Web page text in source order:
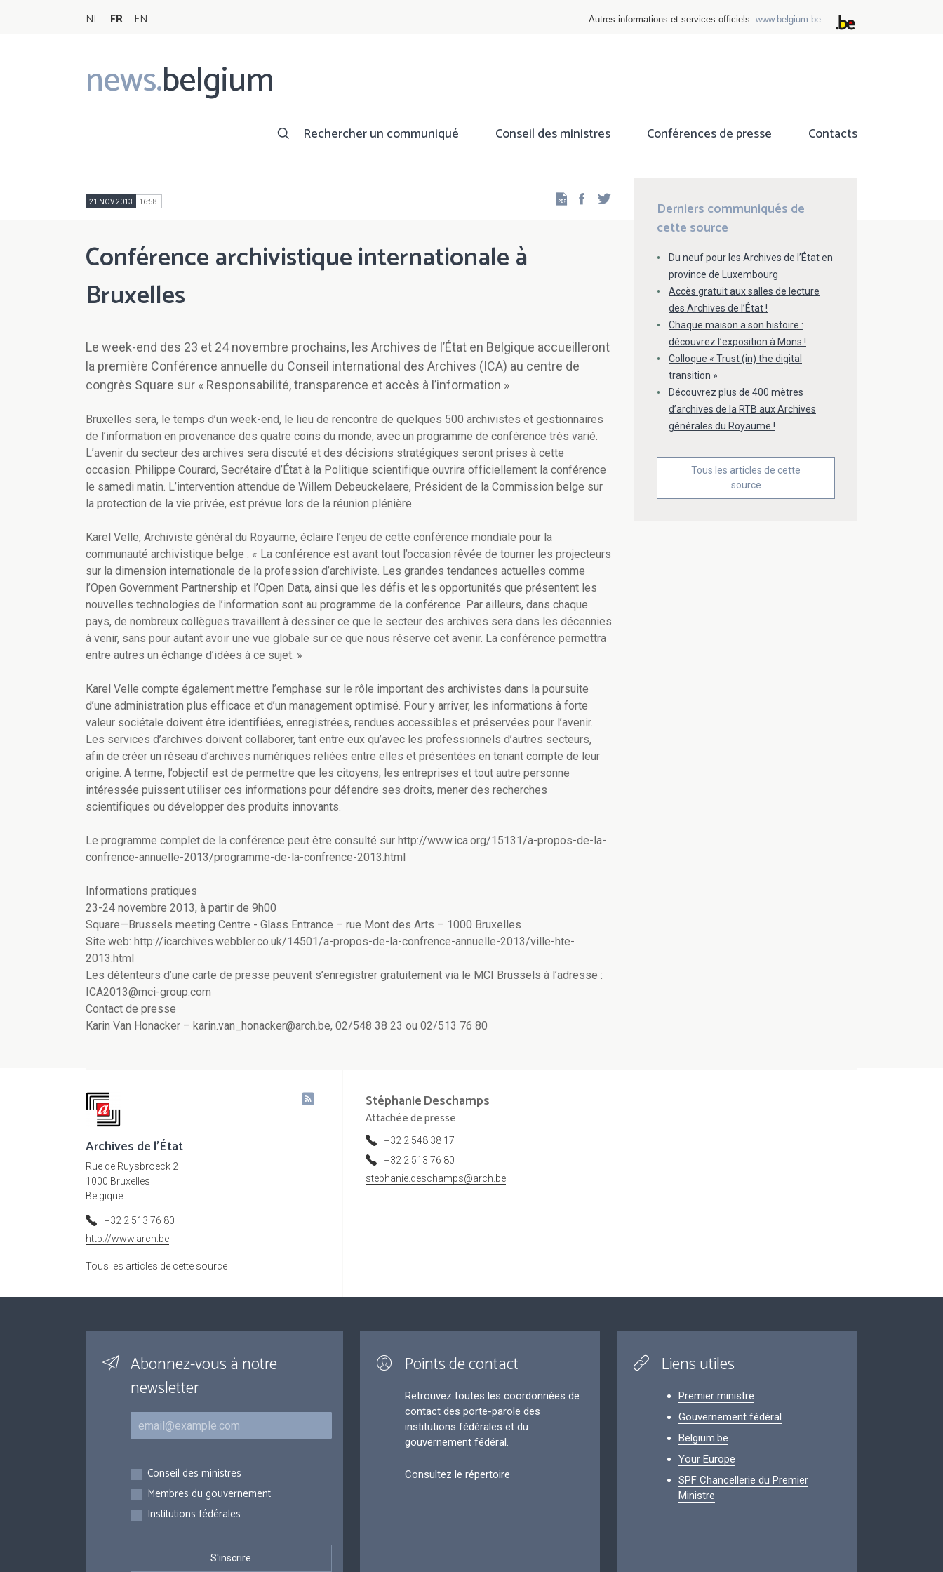
NL FR EN Autres informations et services officiels: www.belgium.be
news.belgium
Main
navigation
Rechercher un communiqué Conseil des ministres Conférences de presse Contacts
21 NOV 2013 16:58 Facebook
Conférence archivistique internationale à
Bruxelles
Le week-end des 23 et 24 novembre prochains, les Archives de l’État en Belgique accueilleront
la première Conférence annuelle du Conseil international des Archives (ICA) au centre de
congrès Square sur « Responsabilité, transparence et accès à l’information »
Bruxelles sera, le temps d’un week-end, le lieu de rencontre de quelques 500 archivistes et gestionnaires
de l’information en provenance des quatre coins du monde, avec un programme de conférence très varié.
L’avenir du secteur des archives sera discuté et des décisions stratégiques seront prises à cette
occasion. Philippe Courard, Secrétaire d’État à la Politique scientifique ouvrira officiellement la conférence
le samedi matin. L’intervention attendue de Willem Debeuckelaere, Président de la Commission belge sur
la protection de la vie privée, est prévue lors de la réunion plénière.
Karel Velle, Archiviste général du Royaume, éclaire l’enjeu de cette conférence mondiale pour la
communauté archivistique belge : « La conférence est avant tout l’occasion rêvée de tourner les projecteurs
sur la dimension internationale de la profession d’archiviste. Les grandes tendances actuelles comme
l’Open Government Partnership et l’Open Data, ainsi que les défis et les opportunités que présentent les
nouvelles technologies de l’information sont au programme de la conférence. Par ailleurs, dans chaque
pays, de nombreux collègues travaillent à dessiner ce que le secteur des archives sera dans les décennies
à venir, sans pour autant avoir une vue globale sur ce que nous réserve cet avenir. La conférence permettra
entre autres un échange d’idées à ce sujet. »
Karel Velle compte également mettre l’emphase sur le rôle important des archivistes dans la poursuite
d’une administration plus efficace et d’un management optimisé. Pour y arriver, les informations à forte
valeur sociétale doivent être identifiées, enregistrées, rendues accessibles et préservées pour l’avenir.
Les services d’archives doivent collaborer, tant entre eux qu’avec les professionnels d’autres secteurs,
afin de créer un réseau d’archives numériques reliées entre elles et présentées en tenant compte de leur
origine. A terme, l’objectif est de permettre que les citoyens, les entreprises et tout autre personne
intéressée puissent utiliser ces informations pour défendre ses droits, mener des recherches
scientifiques ou développer des produits innovants.
Le programme complet de la conférence peut être consulté sur http://www.ica.org/15131/a-propos-de-la-
confrence-annuelle-2013/programme-de-la-confrence-2013.html
Informations pratiques
23-24 novembre 2013, à partir de 9h00
Square—Brussels meeting Centre - Glass Entrance – rue Mont des Arts – 1000 Bruxelles
Site web: http://icarchives.webbler.co.uk/14501/a-propos-de-la-confrence-annuelle-2013/ville-hte-
2013.html
Les détenteurs d’une carte de presse peuvent s’enregistrer gratuitement via le MCI Brussels à l’adresse :
ICA2013@mci-group.com
Contact de presse
Karin Van Honacker – karin.van_honacker@arch.be, 02/548 38 23 ou 02/513 76 80
Derniers communiqués de
cette source
Du neuf pour les Archives de l’État en
province de Luxembourg
Accès gratuit aux salles de lecture
des Archives de l’État !
Chaque maison a son histoire :
découvrez l’exposition à Mons !
Colloque « Trust (in) the digital
transition »
Découvrez plus de 400 mètres
d’archives de la RTB aux Archives
générales du Royaume !
Tous les articles de cette
source
Archives de l'État
Rue de Ruysbroeck 2
1000 Bruxelles
Belgique
+32 2 513 76 80
http://www.arch.be
Tous les articles de cette source
StéphanieDeschamps
Attachée de presse
+32 2 548 38 17
+32 2 513 76 80
stephanie.deschamps@arch.be
Abonnez-vous à notre
newsletter
Courriel
Inscriptions
Conseil des ministres
Membres du gouvernement
Institutions fédérales
Points de contact
Retrouvez toutes les coordonnées de
contact des porte-parole des
institutions fédérales et du
gouvernement fédéral.
Consultez le répertoire
Liens utiles
Premier ministre
Gouvernement fédéral
Belgium.be
Your Europe
SPF Chancellerie du Premier
Ministre